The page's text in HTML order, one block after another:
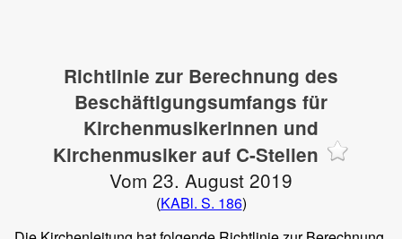
Richtlinie zur Berechnung des
Beschäftigungsumfangs für
Kirchenmusikerinnen und
Kirchenmusiker auf C-Stellen
Vom 23. August 2019
(KABl. S. 186)